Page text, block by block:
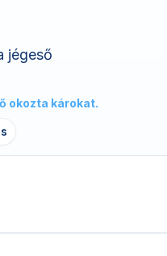
jégeső
okozta károkat.